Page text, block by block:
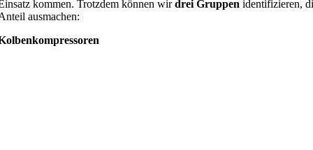
kommen. Trotzdem können wirdrei Gruppen identifizieren,
ausmachen: